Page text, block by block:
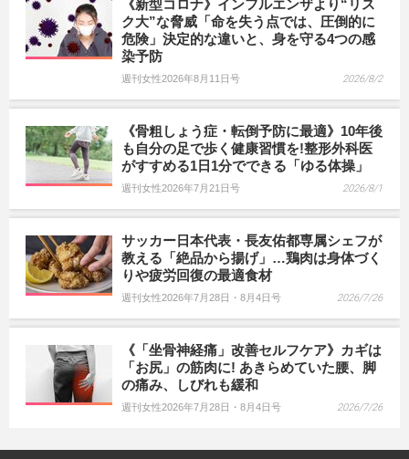
《新型コロナ》インフルエンザより“リス
ク大”な脅威「命を失う点では、圧倒的に
危険」決定的な違いと、身を守る4つの感
染予防
週刊女性2026年8月11日号 2026/8/2
《骨粗しょう症・転倒予防に最適》10年後
も自分の足で歩く健康習慣を!整形外科医
がすすめる1日1分でできる「ゆる体操」
週刊女性2026年7月21日号 2026/8/1
サッカー日本代表・長友佑都専属シェフが
教える「絶品から揚げ」…鶏肉は身体づく
りや疲労回復の最適食材
週刊女性2026年7月28日・8月4日号 2026/7/26
《「坐骨神経痛」改善セルフケア》カギは
「お尻」の筋肉に! あきらめていた腰、脚
の痛み、しびれも緩和
週刊女性2026年7月28日・8月4日号 2026/7/26